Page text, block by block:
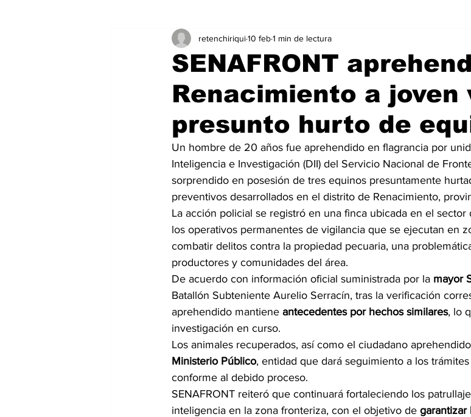
Internacionales
SENAFRONT
Renacimiento a joven
presunto hurto de
retenchiriqui10 feb1 min de lectura
Un hombre de 20 años fue aprehendido en flagrancia por
Inteligencia e Investigación (DII) del Servicio Nacional de
sorprendido en posesión de tres equinos presuntamente
preventivos desarrollados en el distrito de Renacimiento,
La acción policial se registró en una finca ubicada en el sector
los operativos permanentes de vigilancia que se ejecutan en
combatir delitos contra la propiedad pecuaria, una
productores y comunidades del área.
De acuerdo con información oficial suministrada por la mayor
Batallón Subteniente Aurelio Serracín, tras la verificación
aprehendido mantiene antecedentes por hechos similares, lo
investigación en curso.
Los animales recuperados, así como el ciudadano
Ministerio Público, entidad que dará seguimiento a los
conforme al debido proceso.
SENAFRONT reiteró que continuará fortaleciendo los
inteligencia en la zona fronteriza, con el objetivo de garantizar